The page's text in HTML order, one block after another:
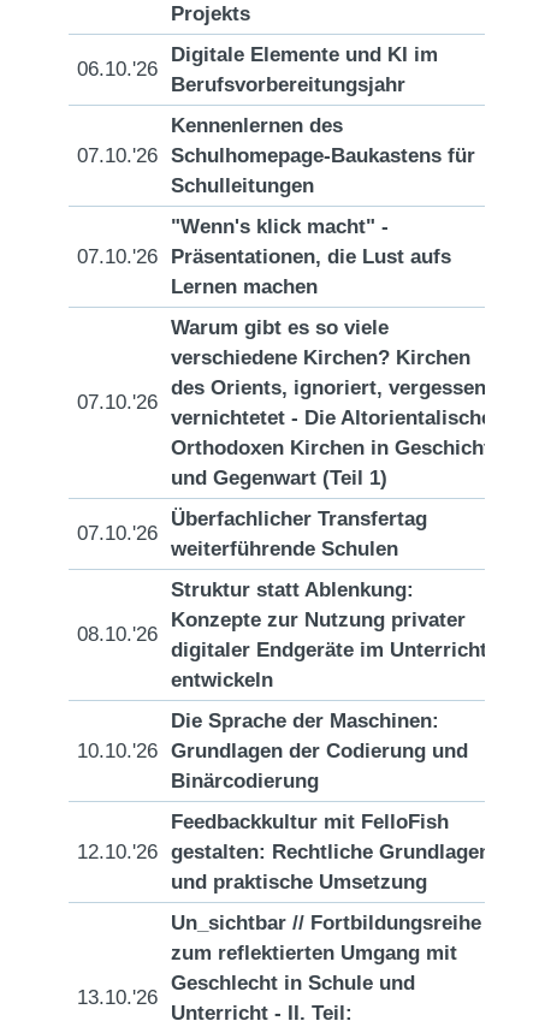
Projekts
06.10.'26
Digitale Elemente und KI im
Berufsvorbereitungsjahr
07.10.'26
Kennenlernen des
Schulhomepage-Baukastens für
Schulleitungen
07.10.'26
"Wenn's klick macht" -
Präsentationen, die Lust aufs
Lernen machen
07.10.'26
Warum gibt es so viele
verschiedene Kirchen? Kirchen
des Orients, ignoriert, vergessen,
vernichtetet - Die Altorientalischen
Orthodoxen Kirchen in Geschichte
und Gegenwart (Teil 1)
07.10.'26
Überfachlicher Transfertag
weiterführende Schulen
08.10.'26
Struktur statt Ablenkung:
Konzepte zur Nutzung privater
digitaler Endgeräte im Unterricht
entwickeln
10.10.'26
Die Sprache der Maschinen:
Grundlagen der Codierung und
Binärcodierung
12.10.'26
Feedbackkultur mit FelloFish
gestalten: Rechtliche Grundlagen
und praktische Umsetzung
13.10.'26
Un_sichtbar // Fortbildungsreihe
zum reflektierten Umgang mit
Geschlecht in Schule und
Unterricht - II. Teil: